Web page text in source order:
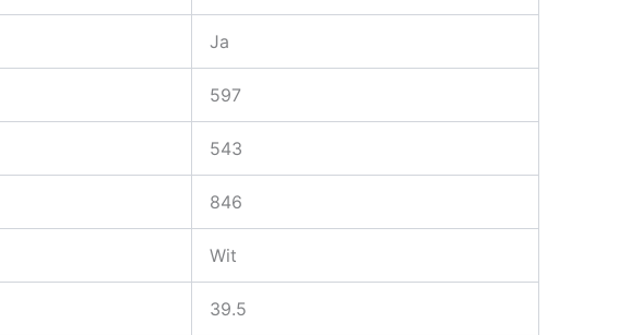
Ja
597
543
846
Wit
39.5